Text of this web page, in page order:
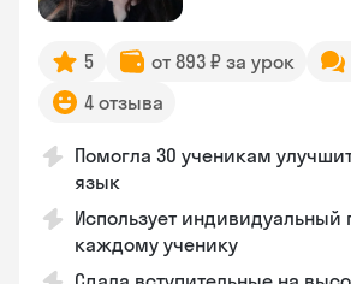
5 от 893 ₽ за урок
4 отзыва
Помогла 30 ученикам
язык
Использует индивидуальный
каждому ученику